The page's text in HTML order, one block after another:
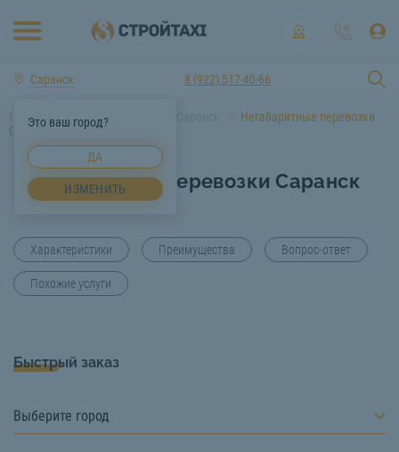
Саранск
Это ваш город?
ДА
ИЗМЕНИТЬ
8 (922) 517-40-66
Главная Услуги спецтехники Саранск
Негабаритные перевозки
Саранск
Негабаритные перевозки Саранск
Характеристики Преимущества Вопрос-ответ
Похожие услуги
Быстрый заказ
Выберите город